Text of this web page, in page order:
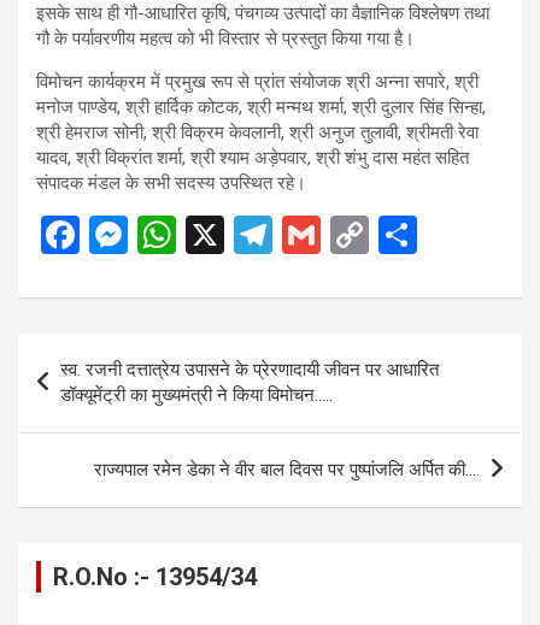
इसके साथ ही गौ-आधारित कृषि, पंचगव्य उत्पादों का वैज्ञानिक विश्लेषण तथा
गौ के पर्यावरणीय महत्व को भी विस्तार से प्रस्तुत किया गया है।
विमोचन कार्यक्रम में प्रमुख रूप से प्रांत संयोजक श्री अन्ना सपारे, श्री
मनोज पाण्डेय, श्री हार्दिक कोटक, श्री मन्मथ शर्मा, श्री दुलार सिंह सिन्हा,
श्री हेमराज सोनी, श्री विक्रम केवलानी, श्री अनुज तुलावी, श्रीमती रेवा
यादव, श्री विक्रांत शर्मा, श्री श्याम अड़ेपवार, श्री शंभु दास महंत सहित
संपादक मंडल के सभी सदस्य उपस्थित रहे।
F
ce
o
o
k
M
se
g
er
W
at
A
p
p
X
T
e
a
m
G
ail
C
py
n
k
ar
e
navigation
स्व. रजनी दत्तात्रेय उपासने के प्रेरणादायी जीवन पर आधारित
डॉक्यूमेंट्री का मुख्यमंत्री ने किया विमोचन…..
राज्यपाल रमेन डेका ने वीर बाल दिवस पर पुष्पांजलि अर्पित की….
R.O.No :- 13954/34